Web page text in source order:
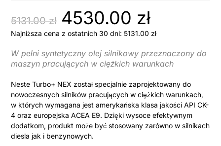
5131.00zł 4530.00 zł
Najniższa cena z ostatnich 30 dni: 5131.00 zł
W pełni syntetyczny olej silnikowy przeznaczony do
maszyn pracujących w ciężkich warunkach
Neste Turbo+ NEX został specjalnie zaprojektowany do
nowoczesnych silników pracujących w ciężkich warunkach,
w których wymagana jest amerykańska klasa jakości API CK-
4 oraz europejska ACEA E9. Dzięki wysoce efektywnym
dodatkom, produkt może być stosowany zarówno w silnikach
diesla jak i benzynowych.